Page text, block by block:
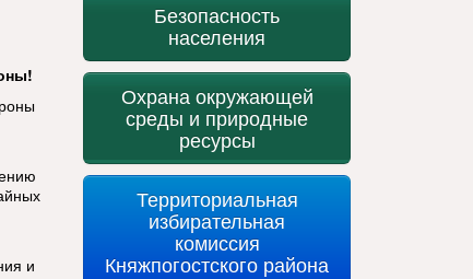
и
Безопасность
населения
Охрана окружающей
среды и природные
ресурсы
Территориальная
избирательная
комиссия
Княжпогостского района